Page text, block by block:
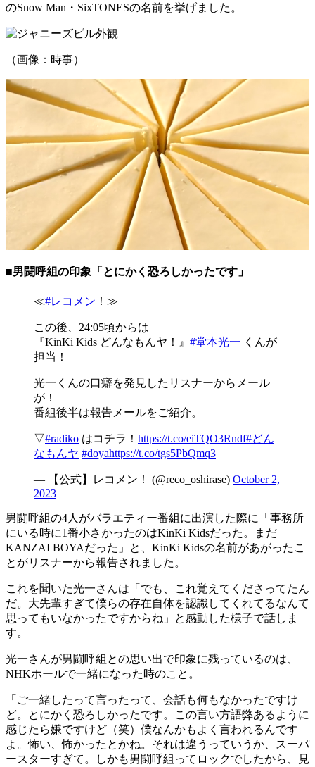
のSnow Man・SixTONESの名前を挙げました。
（画像：時事）
■男闘呼組の印象「とにかく恐ろしかったです」
≪#レコメン ！≫
この後、24:05頃からは
『KinKi Kids どんなもんヤ！』 #堂本光一 くんが
担当！
光一くんの口癖を発見したリスナーからメール
が！
番組後半は報告メールをご紹介。
▽#radiko はコチラ！ https://t.co/eiTQO3Rndf#どん
なもんヤ #doyahttps://t.co/tgs5PbQmq3
— 【公式】レコメン！ (@reco_oshirase) October 2,
2023
男闘呼組の4人がバラエティー番組に出演した際に「事務所
にいる時に1番小さかったのはKinKi Kidsだった。まだ
KANZAI BOYAだった」と、KinKi Kidsの名前があがったこ
とがリスナーから報告されました。
これを聞いた光一さんは「でも、これ覚えてくださってたん
だ。大先輩すぎて僕らの存在自体を認識してくれてるなんて
思ってもいなかったですからね」と感動した様子で話しま
す。
光一さんが男闘呼組との思い出で印象に残っているのは、
NHKホールで一緒になった時のこと。
「ご一緒したって言ったって、会話も何もなかったですけ
ど。とにかく恐ろしかったです。この言い方語弊あるように
感じたら嫌ですけど（笑）僕なんかもよく言われるんです
よ。怖い、怖かったとかね。それは違うっていうか、スーパ
ースターすぎて。しかも男闘呼組ってロックでしたから、見